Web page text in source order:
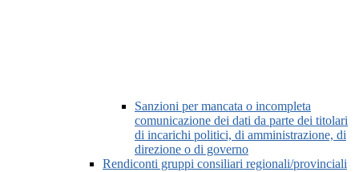
Sanzioni per mancata o incompleta
comunicazione dei dati da parte dei titolari
di incarichi politici, di amministrazione, di
direzione o di governo
Rendiconti gruppi consiliari regionali/provinciali